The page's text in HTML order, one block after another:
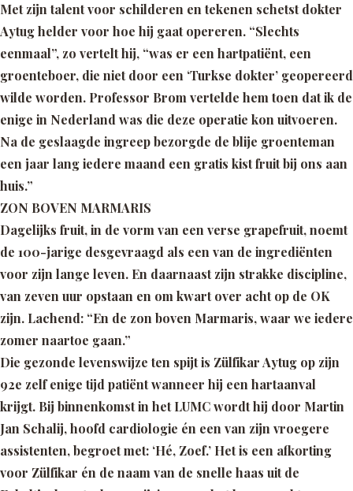
Met zijn talent voor schilderen en tekenen schetst dokter
Aytug helder voor hoe hij gaat opereren. “Slechts
eenmaal”, zo vertelt hij, “was er een hartpatiënt, een
groenteboer, die niet door een ‘Turkse dokter’ geopereerd
wilde worden. Professor Brom vertelde hem toen dat ik de
enige in Nederland was die deze operatie kon uitvoeren.
Na de geslaagde ingreep bezorgde de blije groenteman
een jaar lang iedere maand een gratis kist fruit bij ons aan
huis.”
ZON BOVEN MARMARIS
Dagelijks fruit, in de vorm van een verse grapefruit, noemt
de 100-jarige desgevraagd als een van de ingrediënten
voor zijn lange leven. En daarnaast zijn strakke discipline,
van zeven uur opstaan en om kwart over acht op de OK
zijn. Lachend: “En de zon boven Marmaris, waar we iedere
zomer naartoe gaan.”
Die gezonde levenswijze ten spijt is Zülfikar Aytug op zijn
92e zelf enige tijd patiënt wanneer hij een hartaanval
krijgt. Bij binnenkomst in het LUMC wordt hij door Martin
Jan Schalij, hoofd cardiologie én een van zijn vroegere
assistenten, begroet met: ‘Hé, Zoef.’ Het is een afkorting
voor Zülfikar én de naam van de snelle haas uit de